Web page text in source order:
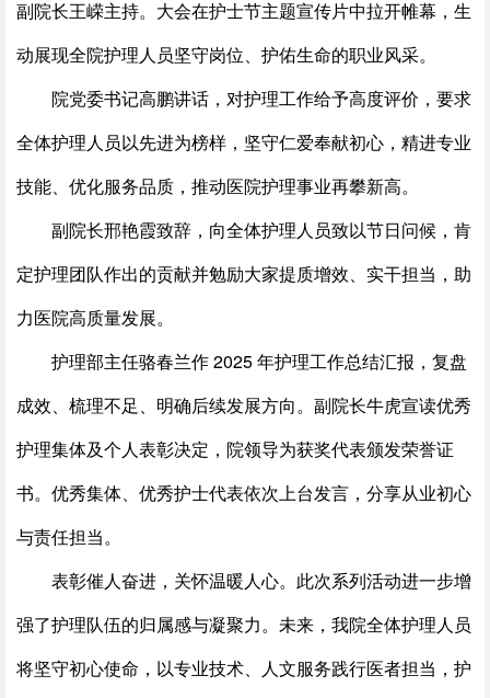
副院长王嵘主持。大会在护士节主题宣传片中拉开帷幕，生
动展现全院护理人员坚守岗位、护佑生命的职业风采。
院党委书记高鹏讲话，对护理工作给予高度评价，要求
全体护理人员以先进为榜样，坚守仁爱奉献初心，精进专业
技能、优化服务品质，推动医院护理事业再攀新高。
副院长邢艳霞致辞，向全体护理人员致以节日问候，肯
定护理团队作出的贡献并勉励大家提质增效、实干担当，助
力医院高质量发展。
护理部主任骆春兰作 2025 年护理工作总结汇报，复盘
成效、梳理不足、明确后续发展方向。副院长牛虎宣读优秀
护理集体及个人表彰决定，院领导为获奖代表颁发荣誉证
书。优秀集体、优秀护士代表依次上台发言，分享从业初心
与责任担当。
表彰催人奋进，关怀温暖人心。此次系列活动进一步增
强了护理队伍的归属感与凝聚力。未来，我院全体护理人员
将坚守初心使命，以专业技术、人文服务践行医者担当，护